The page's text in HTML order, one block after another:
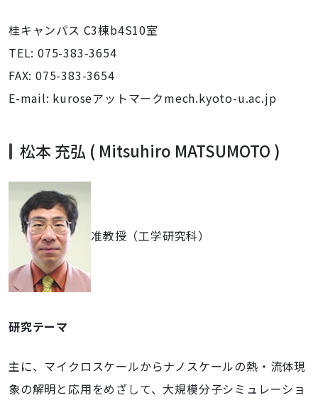
桂キャンパス C3棟b4S10室
TEL: 075-383-3654
FAX: 075-383-3654
E-mail: kuroseアットマークmech.kyoto-u.ac.jp
松本 充弘 ( Mitsuhiro MATSUMOTO )
准教授（工学研究科）
研究テーマ
主に、マイクロスケールからナノスケールの熱・流体現
象の解明と応用をめざして、大規模分子シミュレーショ